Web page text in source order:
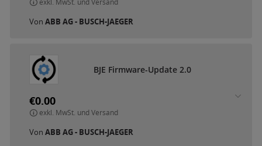
exkl. MwSt. und Versand
Von ABB AG - BUSCH-JAEGER
BJE Firmware-Update 2.0
€0.00
exkl. MwSt. und Versand
Von ABB AG - BUSCH-JAEGER